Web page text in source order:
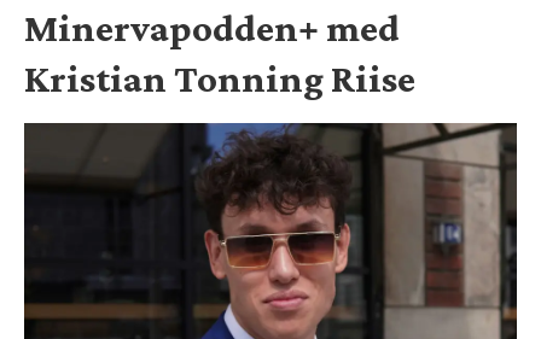
Minervapodden+ med
Kristian Tonning Riise